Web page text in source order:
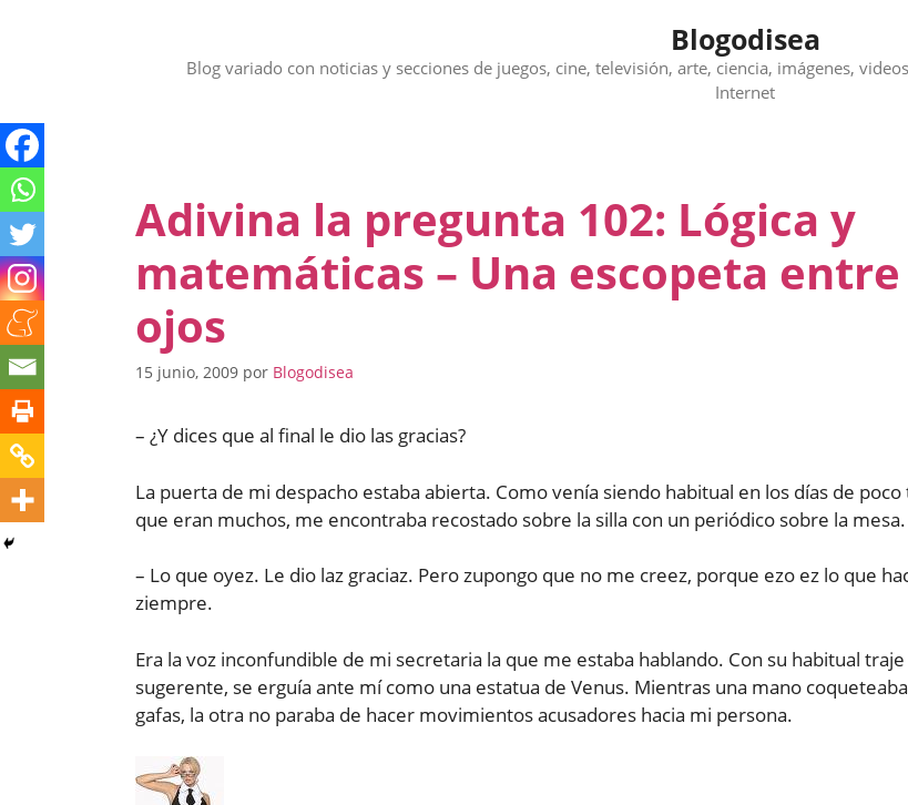
Blogodisea
Blog variado con noticias y secciones de juegos, cine, televisión, arte, ciencia, imágenes,
Internet
Adivina la pregunta 102: Lógica y
matemáticas – Una escopeta
ojos
15 junio, 2009 por Blogodisea
– ¿Y dices que al final le dio las gracias?
La puerta de mi despacho estaba abierta. Como venía siendo habitual en los días de poco
que eran muchos, me encontraba recostado sobre la silla con un periódico sobre la mesa.
– Lo que oyez. Le dio laz graciaz. Pero zupongo que no me creez, porque ezo ez lo que
ziempre.
Era la voz inconfundible de mi secretaria la que me estaba hablando. Con su habitual
sugerente, se erguía ante mí como una estatua de Venus. Mientras una mano
gafas, la otra no paraba de hacer movimientos acusadores hacia mi persona.